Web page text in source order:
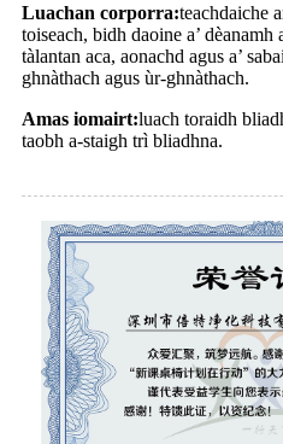
Luachan corporra:teachdaiche
toiseach, bidh daoine a’ dèanamh
tàlantan aca, aonachd agus a’
ghnàthach agus ùr-ghnàthach.
Amas iomairt:luach toraidh
taobh a-staigh trì bliadhna.